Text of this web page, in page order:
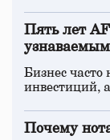
Пять лет
Бизнес
инвестиций,
Почему